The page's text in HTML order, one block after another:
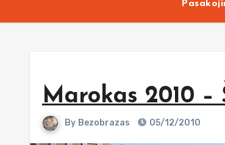
Marokas 2010
By Bezobrazas 05/12/2010